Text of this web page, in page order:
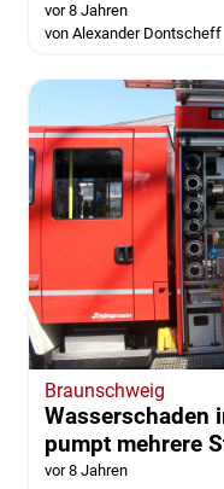
vor 8 Jahren
von Alexander Dontscheff
Braunschweig
Wasserschaden
pumpt mehrere
vor 8 Jahren